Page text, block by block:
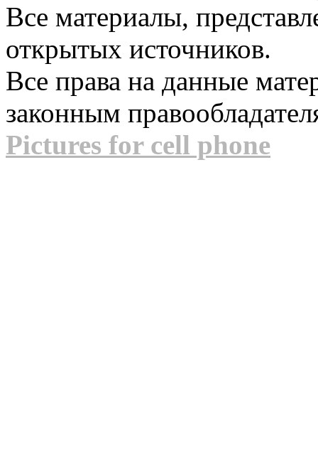
Все материалы,
открытых источников.
Все права на данные
законным
Pictures for cell phone